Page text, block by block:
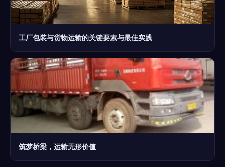
工厂包装与货物运输的关键要素与最佳实践
筑梦桥梁，运输无形价值